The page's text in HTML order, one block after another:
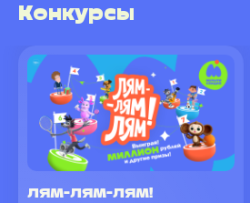
Конкурсы
ЛЯМ-ЛЯМ-ЛЯМ!